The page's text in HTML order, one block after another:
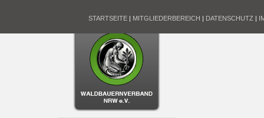
STARTSEITE | MITGLIEDERBEREICH | DATENSCHUTZ |